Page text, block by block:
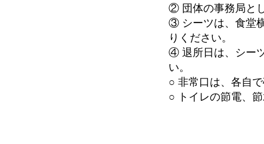
② 団体の事務局と
③ シーツは、食堂
りください。
④ 退所日は、シー
い。
○ 非常口は、各自
○ トイレの節電、